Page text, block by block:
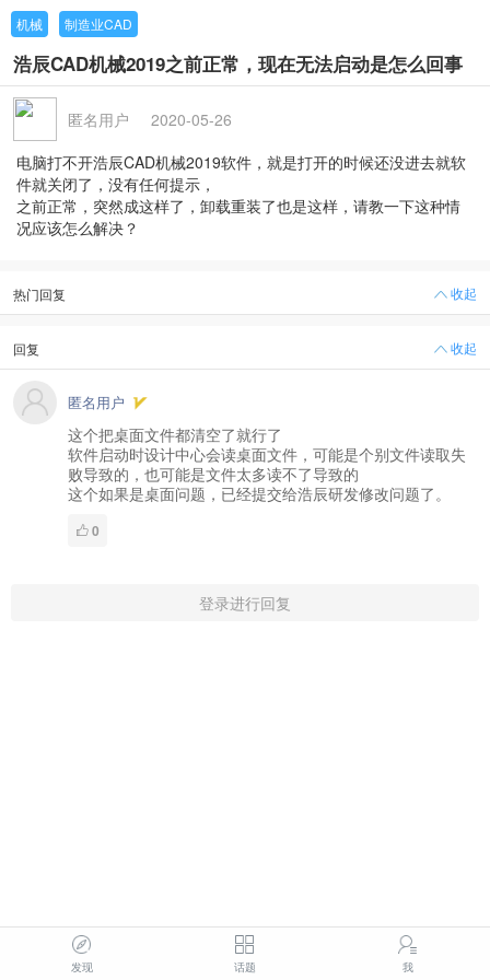
机械 制造业CAD
浩辰CAD机械2019之前正常，现在无法启动是怎么回事
匿名用户
2020-05-26
电脑打不开浩辰CAD机械2019软件，就是打开的时候还没进去就软
件就关闭了，没有任何提示，
之前正常，突然成这样了，卸载重装了也是这样，请教一下这种情
况应该怎么解决？
热门回复 收起
回复 收起
匿名用户
这个把桌面文件都清空了就行了
软件启动时设计中心会读桌面文件，可能是个别文件读取失
败导致的，也可能是文件太多读不了导致的
这个如果是桌面问题，已经提交给浩辰研发修改问题了。
0
登录进行回复
发现 话题 我